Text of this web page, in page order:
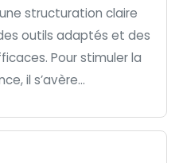
structuration claire
outils adaptés et des
Pour stimuler la
il s’avère...